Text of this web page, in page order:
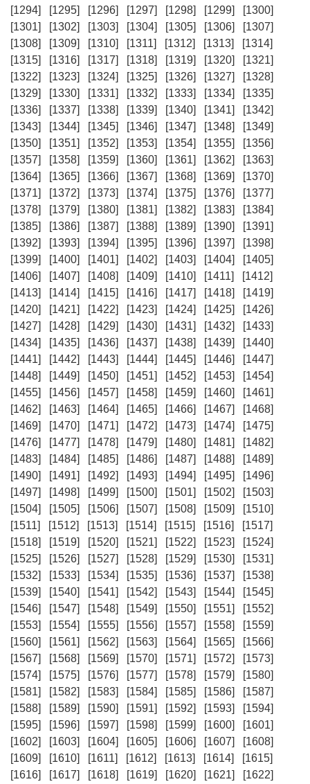
[1294]
[1295] [1296] [1297] [1298] [1299]
[1300]
[1301]
[1302] [1303] [1304] [1305] [1306]
[1307]
[1308]
[1309] [1310] [1311] [1312] [1313]
[1314]
[1315]
[1316] [1317] [1318] [1319] [1320]
[1321]
[1322]
[1323] [1324] [1325] [1326] [1327]
[1328]
[1329]
[1330] [1331] [1332] [1333] [1334]
[1335]
[1336]
[1337] [1338] [1339] [1340] [1341]
[1342]
[1343]
[1344] [1345] [1346] [1347] [1348]
[1349]
[1350]
[1351] [1352] [1353] [1354] [1355]
[1356]
[1357]
[1358] [1359] [1360] [1361] [1362]
[1363]
[1364]
[1365] [1366] [1367] [1368] [1369]
[1370]
[1371]
[1372] [1373] [1374] [1375] [1376]
[1377]
[1378]
[1379] [1380] [1381] [1382] [1383]
[1384]
[1385]
[1386] [1387] [1388] [1389] [1390]
[1391]
[1392]
[1393] [1394] [1395] [1396] [1397]
[1398]
[1399]
[1400] [1401] [1402] [1403] [1404]
[1405]
[1406]
[1407] [1408] [1409] [1410] [1411]
[1412]
[1413]
[1414] [1415] [1416] [1417] [1418]
[1419]
[1420]
[1421] [1422] [1423] [1424] [1425]
[1426]
[1427]
[1428] [1429] [1430] [1431] [1432]
[1433]
[1434]
[1435] [1436] [1437] [1438] [1439]
[1440]
[1441]
[1442] [1443] [1444] [1445] [1446]
[1447]
[1448]
[1449] [1450] [1451] [1452] [1453]
[1454]
[1455]
[1456] [1457] [1458] [1459] [1460]
[1461]
[1462]
[1463] [1464] [1465] [1466] [1467]
[1468]
[1469]
[1470] [1471] [1472] [1473] [1474]
[1475]
[1476]
[1477] [1478] [1479] [1480] [1481]
[1482]
[1483]
[1484] [1485] [1486] [1487] [1488]
[1489]
[1490]
[1491] [1492] [1493] [1494] [1495]
[1496]
[1497]
[1498] [1499] [1500] [1501] [1502]
[1503]
[1504]
[1505] [1506] [1507] [1508] [1509]
[1510]
[1511]
[1512] [1513] [1514] [1515] [1516]
[1517]
[1518]
[1519] [1520] [1521] [1522] [1523]
[1524]
[1525]
[1526] [1527] [1528] [1529] [1530]
[1531]
[1532]
[1533] [1534] [1535] [1536] [1537]
[1538]
[1539]
[1540] [1541] [1542] [1543] [1544]
[1545]
[1546]
[1547] [1548] [1549] [1550] [1551]
[1552]
[1553]
[1554] [1555] [1556] [1557] [1558]
[1559]
[1560]
[1561] [1562] [1563] [1564] [1565]
[1566]
[1567]
[1568] [1569] [1570] [1571] [1572]
[1573]
[1574]
[1575] [1576] [1577] [1578] [1579]
[1580]
[1581]
[1582] [1583] [1584] [1585] [1586]
[1587]
[1588]
[1589] [1590] [1591] [1592] [1593]
[1594]
[1595]
[1596] [1597] [1598] [1599] [1600]
[1601]
[1602]
[1603] [1604] [1605] [1606] [1607]
[1608]
[1609]
[1610] [1611] [1612] [1613] [1614]
[1615]
[1616]
[1617] [1618] [1619] [1620] [1621]
[1622]